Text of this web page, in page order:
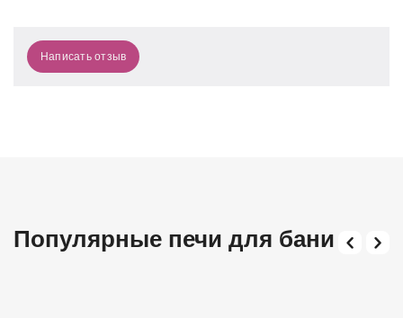
Написать отзыв
Популярные печи для бани